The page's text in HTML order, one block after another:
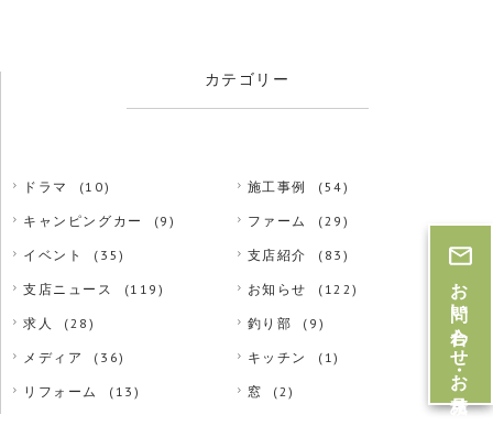
カテゴリー
ドラマ (10) 施工事例 (54)
キャンピングカー (9) ファーム (29)
イベント (35) 支店紹介 (83)
支店ニュース (119) お知らせ (122)
求人 (28) 釣り部 (9)
メディア (36) キッチン (1)
リフォーム (13) 窓 (2)
お問い合わせ・お見積